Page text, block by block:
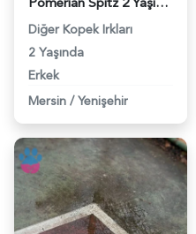
Diğer Kopek Irkları
2 Yaşında
Erkek
Mersin / Yenişehir